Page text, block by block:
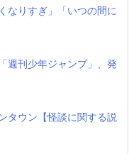
なりすぎ」「いつの間に
週刊少年ジャンプ」、発
タウン【怪談に関する説